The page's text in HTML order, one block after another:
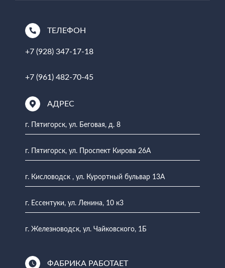
ТЕЛЕФОН
+7 (928) 347-17-18
+7 (961) 482-70-45
АДРЕС
г. Пятигорск, ул. Беговая, д. 8
г. Пятигорск, ул. Проспект Кирова 26А
г. Кисловодск , ул. Курортный бульвар 13А
г. Ессентуки, ул. Ленина, 10 к3
г. Железноводск, ул. Чайковского, 1Б
ФАБРИКА РАБОТАЕТ